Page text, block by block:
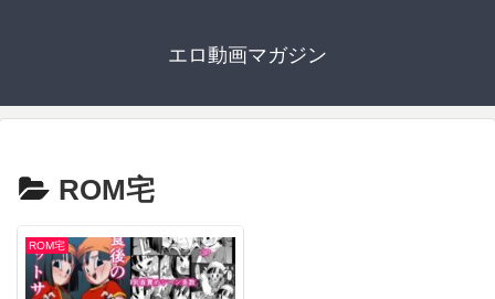
エロ動画マガジン
ROM宅
ROM宅